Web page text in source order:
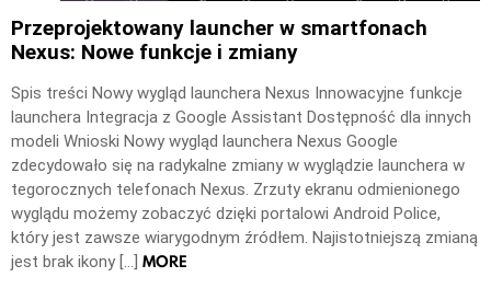
Przeprojektowany launcher w smartfonach
Nexus: Nowe funkcje i zmiany
Spis treści Nowy wygląd launchera Nexus Innowacyjne funkcje
launchera Integracja z Google Assistant Dostępność dla innych
modeli Wnioski Nowy wygląd launchera Nexus Google
zdecydowało się na radykalne zmiany w wyglądzie launchera w
tegorocznych telefonach Nexus. Zrzuty ekranu odmienionego
wyglądu możemy zobaczyć dzięki portalowi Android Police,
który jest zawsze wiarygodnym źródłem. Najistotniejszą zmianą
jest brak ikony […] MORE